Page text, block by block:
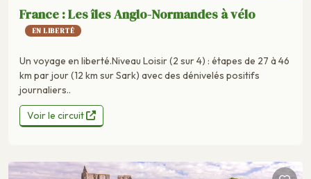
France : Les îles Anglo-Normandes à vélo
EN LIBERTÉ
Un voyage en liberté.Niveau Loisir (2 sur 4) : étapes de 27 à 46
km par jour (12 km sur Sark) avec des dénivelés positifs
journaliers..
Voir le circuit